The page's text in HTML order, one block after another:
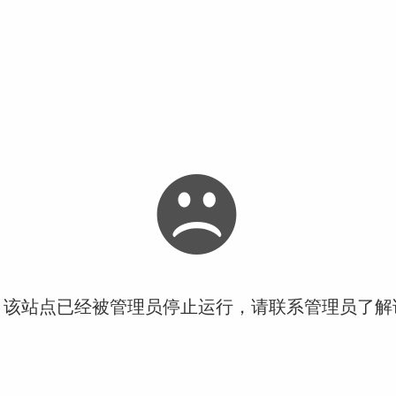
站点已经被管理员停止运行，请联系管理员了